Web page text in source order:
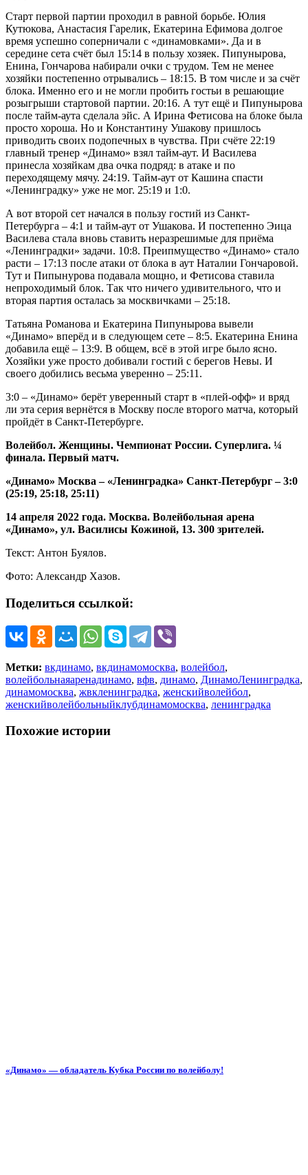
Старт первой партии проходил в равной борьбе. Юлия
Кутюкова, Анастасия Гарелик, Екатерина Ефимова долгое
время успешно соперничали с «динамовками». Да и в
середине сета счёт был 15:14 в пользу хозяек. Пипунырова,
Енина, Гончарова набирали очки с трудом. Тем не менее
хозяйки постепенно отрывались – 18:15. В том числе и за счёт
блока. Именно его и не могли пробить гостьи в решающие
розыгрыши стартовой партии. 20:16. А тут ещё и Пипунырова
после тайм-аута сделала эйс. А Ирина Фетисова на блоке была
просто хороша. Но и Константину Ушакову пришлось
приводить своих подопечных в чувства. При счёте 22:19
главный тренер «Динамо» взял тайм-аут. И Василева
принесла хозяйкам два очка подряд: в атаке и по
переходящему мячу. 24:19. Тайм-аут от Кашина спасти
«Ленинградку» уже не мог. 25:19 и 1:0.
А вот второй сет начался в пользу гостий из Санкт-
Петербурга – 4:1 и тайм-аут от Ушакова. И постепенно Эица
Василева стала вновь ставить неразрешимые для приёма
«Ленинградки» задачи. 10:8. Преипмущество «Динамо» стало
расти – 17:13 после атаки от блока в аут Наталии Гончаровой.
Тут и Пипынурова подавала мощно, и Фетисова ставила
непроходимый блок. Так что ничего удивительного, что и
вторая партия осталась за москвичками – 25:18.
Татьяна Романова и Екатерина Пипунырова вывели
«Динамо» вперёд и в следующем сете – 8:5. Екатерина Енина
добавила ещё – 13:9. В общем, всё в этой игре было ясно.
Хозяйки уже просто добивали гостий с берегов Невы. И
своего добились весьма уверенно – 25:11.
3:0 – «Динамо» берёт уверенный старт в «плей-офф» и вряд
ли эта серия вернётся в Москву после второго матча, который
пройдёт в Санкт-Петербурге.
Волейбол. Женщины. Чемпионат России. Суперлига. ¼
финала. Первый матч.
«Динамо» Москва – «Ленинградка» Санкт-Петербург – 3:0
(25:19, 25:18, 25:11)
14 апреля 2022 года. Москва. Волейбольная арена
«Динамо», ул. Василисы Кожиной, 13. 300 зрителей.
Текст: Антон Буялов.
Фото: Александр Хазов.
Поделиться ссылкой:
Метки: вкдинамо, вкдинамомосква, волейбол,
волейбольнаяаренадинамо, вфв, динамо, ДинамоЛенинградка,
динамомосква, жвкленинградка, женскийволейбол,
женскийволейбольныйклубдинамомосква, ленинградка
Похожие истории
«Динамо» — обладатель Кубка России по волейболу!